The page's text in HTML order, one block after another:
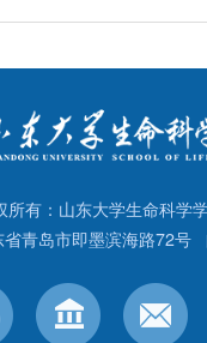
所有：山东大学生命科学
省青岛市即墨滨海路72号